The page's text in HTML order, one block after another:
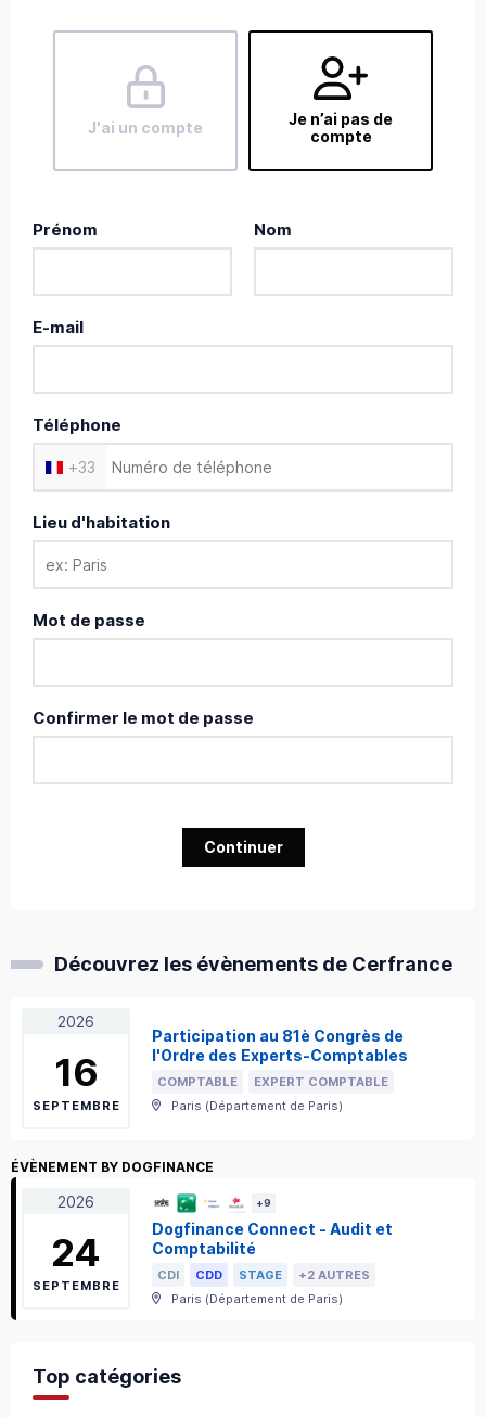
J'ai un compte
Je n’ai pas de
compte
Prénom Nom
E-mail
Téléphone
+33
Lieu d'habitation
Mot de passe
Confirmer le mot de passe
Continuer
Découvrez les évènements de Cerfrance
2026
16
SEPTEMBRE
Participation au 81è Congrès de
l'Ordre des Experts-Comptables
COMPTABLE
EXPERT COMPTABLE
Paris (Département de Paris)
ÉVÈNEMENT BY DOGFINANCE
2026
24
SEPTEMBRE
+9
Dogfinance Connect - Audit et
Comptabilité
CDI CDD STAGE
+2 AUTRES
Paris (Département de Paris)
Top catégories